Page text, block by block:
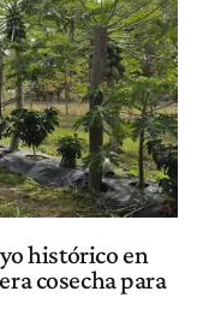
histórico en
cosecha para